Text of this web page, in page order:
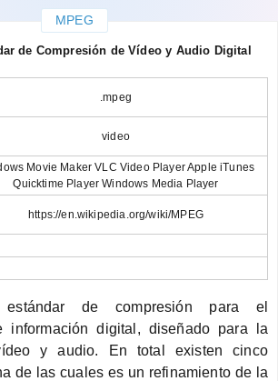
MPEG
de Compresión de Vídeo y Audio Digital
.mpeg
video
Movie Maker VLC Video Player Apple iTunes
Quicktime Player Windows Media Player
https://en.wikipedia.org/wiki/MPEG
de compresión para el
información digital, diseñado para la
y audio. En total existen cinco
de las cuales es un refinamiento de la